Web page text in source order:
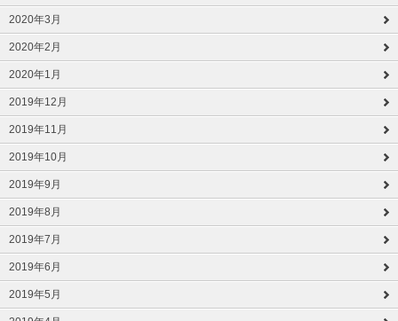
2020年3月
2020年2月
2020年1月
2019年12月
2019年11月
2019年10月
2019年9月
2019年8月
2019年7月
2019年6月
2019年5月